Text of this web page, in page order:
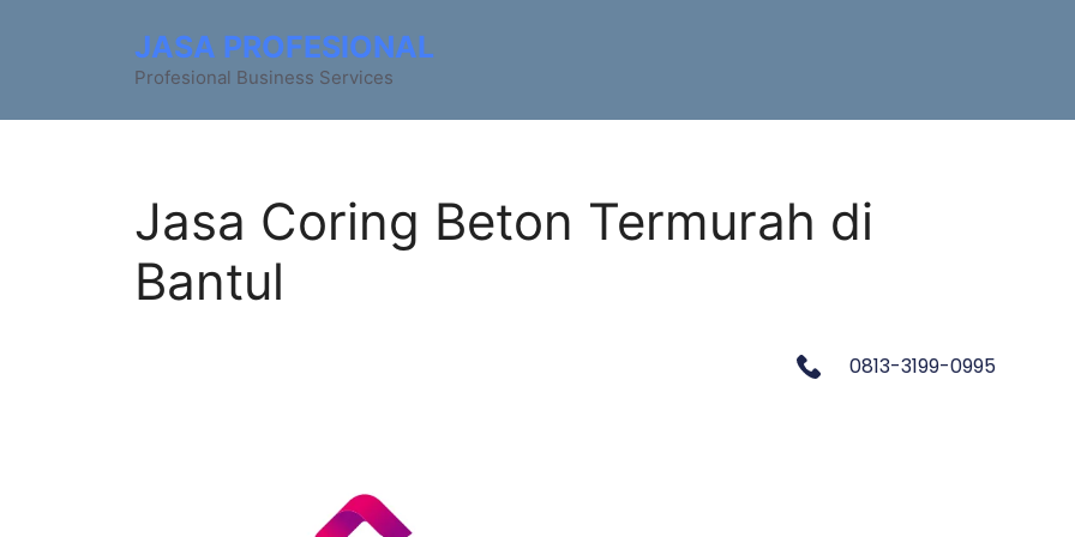
JASA PROFESIONAL
Profesional Business Services
Jasa Coring Beton Termurah di
Bantul
0813-3199-0995